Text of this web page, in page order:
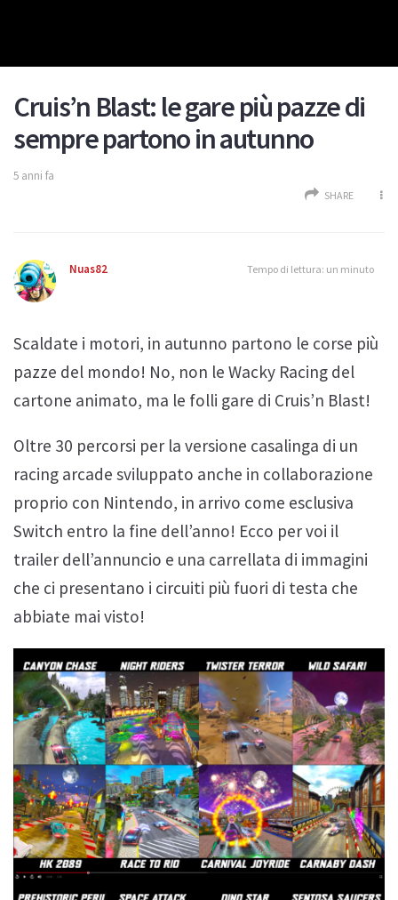
Cruis’n Blast: le gare più pazze di
sempre partono in autunno
5 anni fa
SHARE
Nuas82 Tempo di lettura: un minuto
Scaldate i motori, in autunno partono le corse più
pazze del mondo! No, non le Wacky Racing del
cartone animato, ma le folli gare di Cruis’n Blast!
Oltre 30 percorsi per la versione casalinga di un
racing arcade sviluppato anche in collaborazione
proprio con Nintendo, in arrivo come esclusiva
Switch entro la fine dell’anno! Ecco per voi il
trailer dell’annuncio e una carrellata di immagini
che ci presentano i circuiti più fuori di testa che
abbiate mai visto!